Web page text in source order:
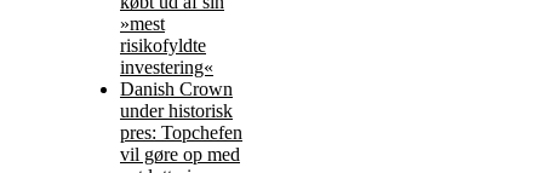
»mest
risikofyldte
investering«
Danish Crown
under historisk
pres: Topchefen
vil gøre op med